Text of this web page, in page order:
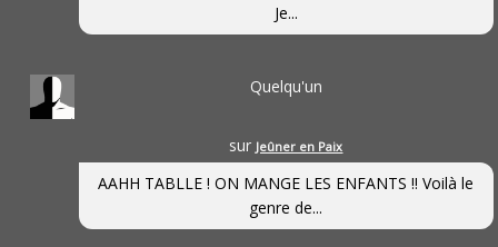
Je...
Quelqu'un
sur Jeûner en Paix
AAHH TABLLE ! ON MANGE LES ENFANTS !! Voilà le
genre de...